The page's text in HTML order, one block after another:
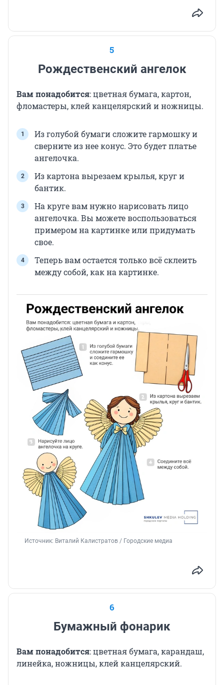
5
Рождественский ангелок
Вам понадобится: цветная бумага, картон,
фломастеры, клей канцелярский и ножницы.
Из голубой бумаги сложите гармошку и
сверните из нее конус. Это будет платье
ангелочка.
Из картона вырезаем крылья, круг и
бантик.
На круге вам нужно нарисовать лицо
ангелочка. Вы можете воспользоваться
примером на картинке или придумать
свое.
Теперь вам остается только всë склеить
между собой, как на картинке.
Источник: Виталий Калистратов / Городские медиа
6
Бумажный фонарик
Вам понадобится: цветная бумага, карандаш,
линейка, ножницы, клей канцелярский.